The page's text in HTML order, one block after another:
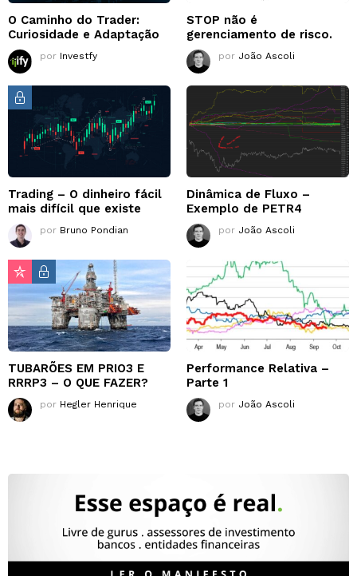
O Caminho do Trader:
Curiosidade e Adaptação
por Investfy
STOP não é
gerenciamento de risco.
por João Ascoli
Trading – O dinheiro fácil
mais difícil que existe
por Bruno Pondian
Dinâmica de Fluxo –
Exemplo de PETR4
por João Ascoli
TUBARÕES EM PRIO3 E
RRRP3 – O QUE FAZER?
por Hegler Henrique
Performance Relativa –
Parte 1
por João Ascoli